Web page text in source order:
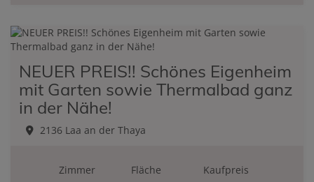
NEUER PREIS!! Schönes Eigenheim
mit Garten sowie Thermalbad ganz
in der Nähe!
2136 Laa an der Thaya
Zimmer
Fläche
Kaufpreis